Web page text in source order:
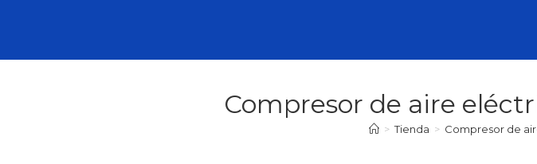
Compresor de aire
> Tienda > Compresor de